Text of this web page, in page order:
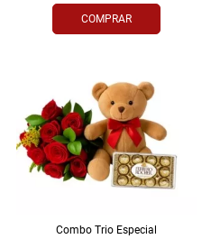
COMPRAR
Combo Trio Especial